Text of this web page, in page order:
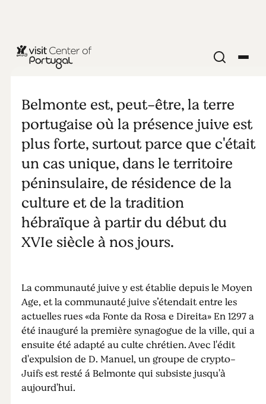
ARCHÉOLOGIE & PATRIMOINE
Le judaïsme
portugais
aujourd'hui:
Belmonte, la
nation juive
Belmonte est, peut-être, la terre
portugaise où la présence juive est
plus forte, surtout parce que c'était
un cas unique, dans le territoire
péninsulaire, de résidence de la
culture et de la tradition
hébraïque à partir du début du
XVIe siècle à nos jours.
La communauté juive y est établie depuis le Moyen
Age, et la communauté juive s’étendait entre les
actuelles rues «da Fonte da Rosa e Direita» En 1297 a
été inauguré la première synagogue de la ville, qui a
ensuite été adapté au culte chrétien. Avec l'édit
d'expulsion de D. Manuel, un groupe de crypto-
Juifs est resté á Belmonte qui subsiste jusqu'à
aujourd'hui.